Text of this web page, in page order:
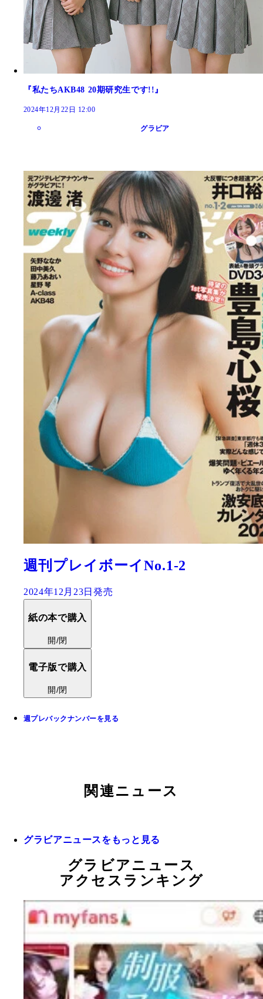
『私たちAKB48 20期研究生です!!』
2024年12月22日 12:00
グラビア
週刊プレイボーイNo.1-2
2024年12月23日発売
紙の本で購入
開/閉
電子版で購入
開/閉
週プレバックナンバーを見る
関連ニュース
グラビアニュースをもっと見る
グラビアニュース
アクセスランキング